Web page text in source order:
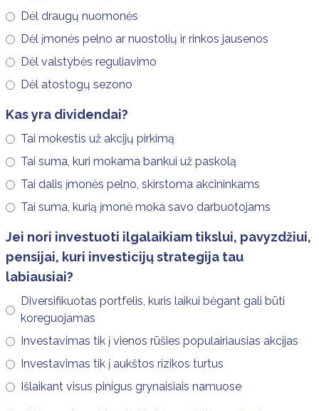
Dėl draugų nuomonės
Dėl įmonės pelno ar nuostolių ir rinkos jausenos
Dėl valstybės reguliavimo
Dėl atostogų sezono
Kas yra dividendai?
Tai mokestis už akcijų pirkimą
Tai suma, kuri mokama bankui už paskolą
Tai dalis įmonės pelno, skirstoma akcininkams
Tai suma, kurią įmonė moka savo darbuotojams
Jei nori investuoti ilgalaikiam tikslui, pavyzdžiui,
pensijai, kuri investicijų strategija tau
labiausiai?
Diversifikuotas portfelis, kuris laikui bėgant gali būti
koreguojamas
Investavimas tik į vienos rūšies populairiausias akcijas
Investavimas tik į aukštos rizikos turtus
Išlaikant visus pinigus grynaisiais namuose